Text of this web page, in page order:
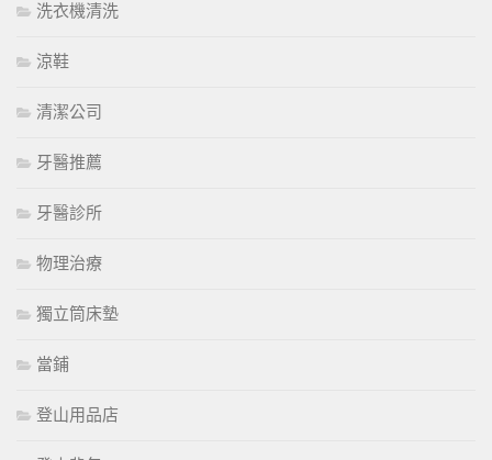
洗衣機清洗
涼鞋
清潔公司
牙醫推薦
牙醫診所
物理治療
獨立筒床墊
當鋪
登山用品店